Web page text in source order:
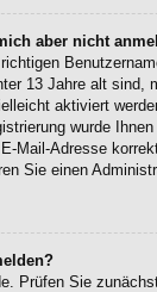
aber nicht
13 Jahre alt sind,
aktiviert
wurde
Mail-Adresse
Sie einen
Prüfen Sie